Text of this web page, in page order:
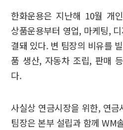
한화운용은 지난해 10월 개
상품운용부터 영업, 마케팅,
결돼 있다. 변 팀장의 비유를
품 생산, 자동차 조립, 판매
다.
사실상 연금시장을 위한, 연
팀장은 본부 설립과 함께 WM